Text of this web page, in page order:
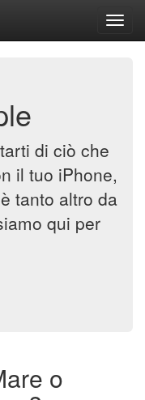
di ciò che
il tuo iPhone,
tanto altro da
qui per
o